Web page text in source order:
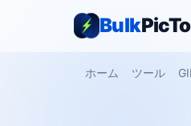
Bulk
ホーム ツール